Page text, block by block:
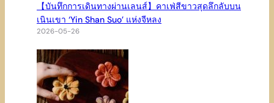
【บันทึกการเดินทางผ่านเลนส์】คาเฟ่สีขาวสุดลึกลับบน
เนินเขา ‘Yin Shan Suo’ แห่งจีหลง
2026-05-26